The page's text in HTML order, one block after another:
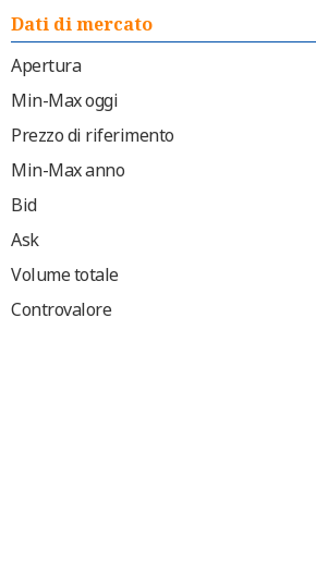
Dati di mercato
Apertura
Min-Max oggi
Prezzo di riferimento
Min-Max anno
Bid
Ask
Volume totale
Controvalore